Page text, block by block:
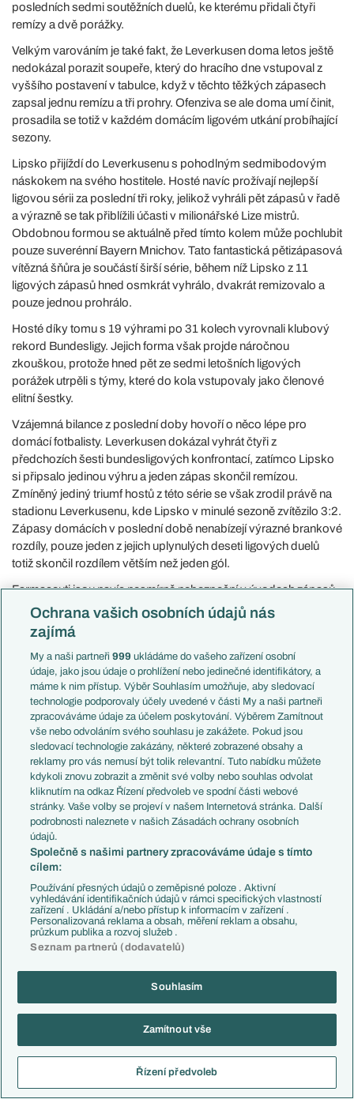
posledních sedmi soutěžních duelů, ke kterému přidali čtyři
remízy a dvě porážky.
Velkým varováním je také fakt, že Leverkusen doma letos ještě
nedokázal porazit soupeře, který do hracího dne vstupoval z
vyššího postavení v tabulce, když v těchto těžkých zápasech
zapsal jednu remízu a tři prohry. Ofenziva se ale doma umí činit,
prosadila se totiž v každém domácím ligovém utkání probíhající
sezony.
Lipsko přijíždí do Leverkusenu s pohodlným sedmibodovým
náskokem na svého hostitele. Hosté navíc prožívají nejlepší
ligovou sérii za poslední tři roky, jelikož vyhráli pět zápasů v řadě
a výrazně se tak přiblížili účasti v milionářské Lize mistrů.
Obdobnou formou se aktuálně před tímto kolem může pochlubit
pouze suverénní Bayern Mnichov. Tato fantastická pětizápasová
vítězná šňůra je součástí širší série, během níž Lipsko z 11
ligových zápasů hned osmkrát vyhrálo, dvakrát remizovalo a
pouze jednou prohrálo.
Hosté díky tomu s 19 výhrami po 31 kolech vyrovnali klubový
rekord Bundesligy. Jejich forma však projde náročnou
zkouškou, protože hned pět ze sedmi letošních ligových
porážek utrpěli s týmy, které do kola vstupovaly jako členové
elitní šestky.
Vzájemná bilance z poslední doby hovoří o něco lépe pro
domácí fotbalisty. Leverkusen dokázal vyhrát čtyři z
předchozích šesti bundesligových konfrontací, zatímco Lipsko
si připsalo jedinou výhru a jeden zápas skončil remízou.
Zmíněný jediný triumf hostů z této série se však zrodil právě na
stadionu Leverkusenu, kde Lipsko v minulé sezoně zvítězilo 3:2.
Zápasy domácích v poslední době nenabízejí výrazné brankové
rozdíly, pouze jeden z jejich uplynulých deseti ligových duelů
totiž skončil rozdílem větším než jeden gól.
Farmaceuti jsou navíc nesmírně nebezpeční v úvodech zápasů,
před tímto kolem měli s deseti zásahy na kontě nejvíce gólů z
celé ligy v prvních 15 minutách. Hosté se naopak mohou pyšnit
velmi pevnou obranou v prvních dějstvích, když v 15
venkovních ligových zápasech tohoto ročníku udrželi do
přestávky hned deset čistých kont. Celkově ale jejich zápasy
branky přinášejí, ve dvanácti nedávných utkáních Lipska padlo
hned desetkrát více než 2,5 gólu.
Velkou ofenzivní hrozbou Leverkusenu je tradičně Patrik Schick.
Český útočník o víkendu obstaral obě trefy svého týmu, čímž
oslavil jubilejní 100. gól v dresu Bayeru. Schick navíc skóroval i v
podzimním vzájemném měření sil, a proti Lipsku se tak trefil
podruhé v řadě. Za hosty se naopak hlásí o slovo Romulo
Cardoso. Ten se minulý víkend také zapsal mezi střelce, když
vsítil druhý gól zápasu, což znamenalo jeho čtvrtou trefu z
uplynulých pěti zásahů Lipska. Domácí tým se musí vypořádat s
chyběli Lucas Vázquez a Mark Flekken. Z kádru hostů v
minulém kole naopak ze zdravotních důvodů vypadl Nicolas
Seiwald, kterého trápila nemoc.
Bayer Leverkusen - pravděpodobná sestava:
Blaswich - Quansah, Bade, Tapsoba - Culbreath, Palacios,
Garcia, Grimaldo - Maza, Tella - Schick.
RB Lipsko - pravděpodobná sestava:
Vandevoordt - Baku, Orban, Bitshiabu, Finkgrafe - Schlager,
Seiwald, Baumgartner - Diomande, Romulo Cardoso, Nusa.
Kurzy sázkové kanceláře Tipsport:2.11 - 4.13 - 3.20
Ochrana vašich osobních údajů nás
zajímá
My a naši partneři999 ukládáme do vašeho zařízení osobní
údaje, jako jsou údaje o prohlížení nebo jedinečné identifikátory, a
máme k nim přístup. Výběr Souhlasím umožňuje, aby sledovací
technologie podporovaly účely uvedené v části My a naši partneři
zpracováváme údaje za účelem poskytování. Výběrem Zamítnout
vše nebo odvoláním svého souhlasu je zakážete. Pokud jsou
sledovací technologie zakázány, některé zobrazené obsahy a
reklamy pro vás nemusí být tolik relevantní. Tuto nabídku můžete
kdykoli znovu zobrazit a změnit své volby nebo souhlas odvolat
kliknutím na odkaz Řízení předvoleb ve spodní části webové
stránky. Vaše volby se projeví v našem Internetová stránka. Další
podrobnosti naleznete v našich Zásadách ochrany osobních
údajů.
Společně s našimi partnery zpracováváme údaje s tímto
cílem:
Používání přesných údajů o zeměpisné poloze . Aktivní
vyhledávání identifikačních údajů v rámci specifických vlastností
zařízení . Ukládání a/nebo přístup k informacím v zařízení .
Personalizovaná reklama a obsah, měření reklam a obsahu,
průzkum publika a rozvoj služeb .
Seznam partnerů (dodavatelů)
Souhlasím
Zamítnout vše
Řízení předvoleb